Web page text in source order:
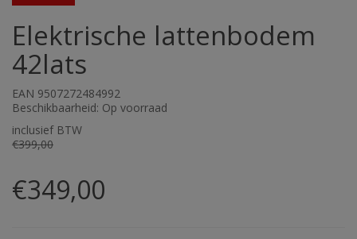
Elektrische lattenbodem
42lats
EAN 9507272484992
Beschikbaarheid: Op voorraad
inclusief BTW
€399,00
€349,00